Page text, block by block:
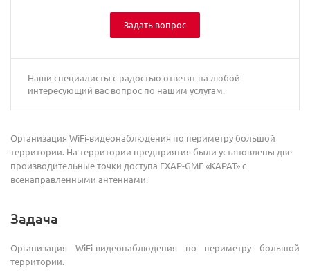
Задать вопрос
Наши специалисты с радостью ответят на любой
интересующий вас вопрос по нашим услугам.
Организация WiFi-видеонаблюдения по периметру большой
территории. На территории предприятия были установлены две
производительные точки доступа EXAP-GMF «КАРАТ» с
всенаправленными антеннами.
Задача
Организация WiFi-видеонаблюдения по периметру большой
территории.